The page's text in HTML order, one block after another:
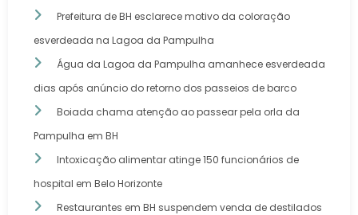
Prefeitura de BH esclarece motivo da coloração
esverdeada na Lagoa da Pampulha
Água da Lagoa da Pampulha amanhece esverdeada
dias após anúncio do retorno dos passeios de barco
Boiada chama atenção ao passear pela orla da
Pampulha em BH
Intoxicação alimentar atinge 150 funcionários de
hospital em Belo Horizonte
Restaurantes em BH suspendem venda de destilados